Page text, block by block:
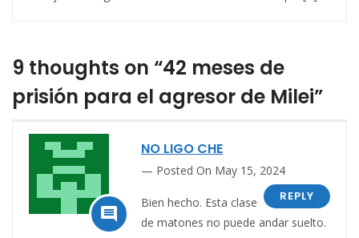
9 thoughts on “42 meses de
prisión para el agresor de Milei”

NO LIGO CHE
Posted On May 15, 2024
REPLY
Bien hecho. Esta clase
de matones no puede andar suelto.